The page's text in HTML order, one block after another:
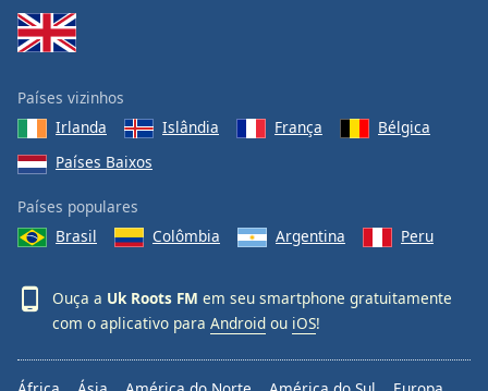
Done
Close
Modal
End
dialog
window.
Países vizinhos
Irlanda
Islândia França
Bélgica
Países Baixos
Países populares
Brasil
Colômbia Argentina Peru
Ouça a Uk Roots FM em seu smartphone gratuitamente
com o aplicativo para Android ou iOS!